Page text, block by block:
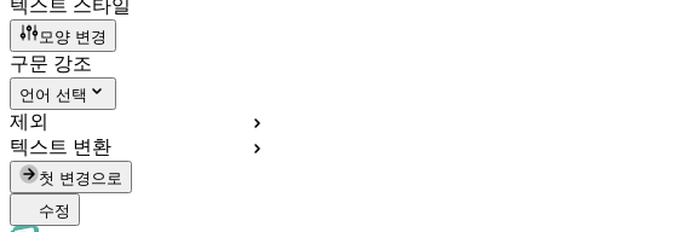
텍스트 스타일
모양 변경
구문 강조
언어 선택
제외
텍스트 변환
첫 변경으로
수정